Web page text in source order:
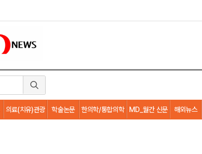
의료(치유)관광 학술논문 한의학/통합의학 MD_월간 신문 해외뉴스